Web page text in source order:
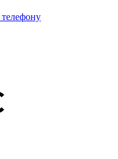
телефону